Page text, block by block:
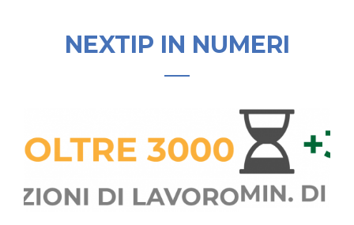
NEXTIP IN NUMERI